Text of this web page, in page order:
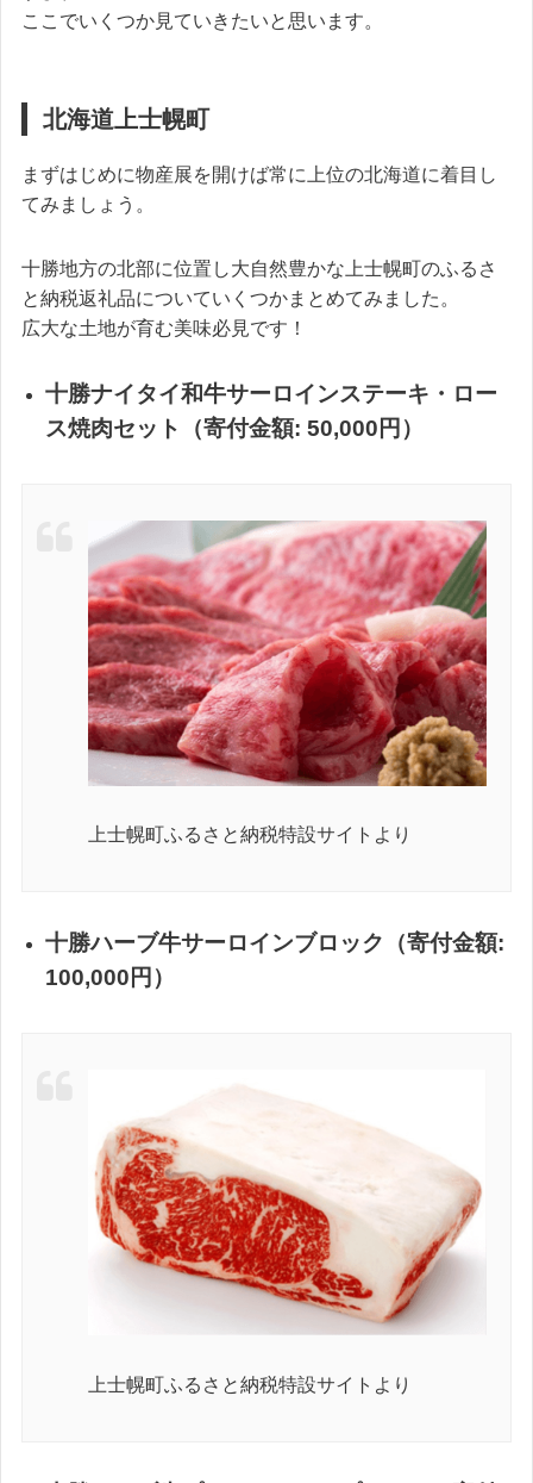
ここでいくつか見ていきたいと思います。
北海道上士幌町
まずはじめに物産展を開けば常に上位の北海道に着目し
てみましょう。
十勝地方の北部に位置し大自然豊かな上士幌町のふるさ
と納税返礼品についていくつかまとめてみました。
広大な土地が育む美味必見です！
十勝ナイタイ和牛サーロインステーキ・ロー
ス焼肉セット（寄付金額: 50,000円）
上士幌町ふるさと納税特設サイトより
十勝ハーブ牛サーロインブロック（寄付金額:
100,000円）
上士幌町ふるさと納税特設サイトより